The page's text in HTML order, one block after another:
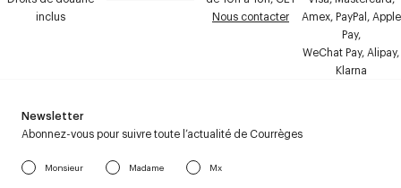
inclus
Nous contacter
Amex, PayPal, Apple
Pay,
WeChat Pay, Alipay,
Klarna
Newsletter
Abonnez-vous pour suivre toute l’actualité de Courrèges
Monsieur Madame Mx